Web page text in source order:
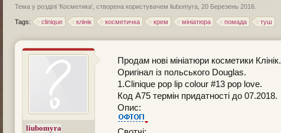
Тема у розділі 'Косметика', створена користувачем liubomyra 20 Березень 2016
Tags: clinique клінік косметичка крем мініатюра помада туш
liubomyra
Продам нові мініатюри косметики Клінік.
Оригінал із польського Douglas.
1.Clinique pop lip colour #13 pop love.
Код А75 термін придатності до 07.2018.
Опис: